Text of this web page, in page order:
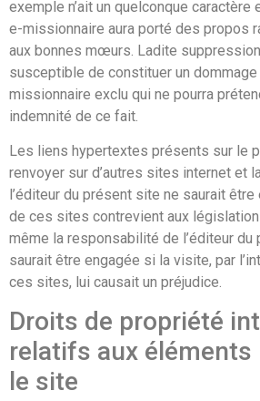
exemple n’ait un quelconque
e-missionnaire aura porté des propos
aux bonnes mœurs. Ladite
susceptible de constituer un
missionnaire exclu qui ne pourra
indemnité de ce fait.
Les liens hypertextes présents sur le
renvoyer sur d’autres sites internet et
l’éditeur du présent site ne saurait
de ces sites contrevient aux
même la responsabilité de l’éditeur du
saurait être engagée si la visite, par
ces sites, lui causait un préjudice.
Droits de propriété
relatifs aux éléments
le site